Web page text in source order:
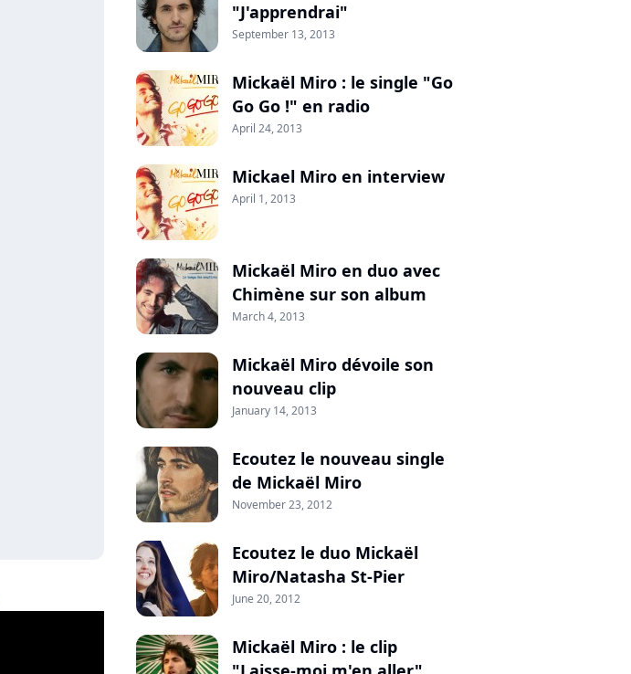
"J'apprendrai"
September 13, 2013
Mickaël Miro : le single "Go
Go Go !" en radio
April 24, 2013
Mickael Miro en interview
April 1, 2013
Mickaël Miro en duo avec
Chimène sur son album
March 4, 2013
Mickaël Miro dévoile son
nouveau clip
January 14, 2013
Ecoutez le nouveau single
de Mickaël Miro
November 23, 2012
Ecoutez le duo Mickaël
Miro/Natasha St-Pier
June 20, 2012
Mickaël Miro : le clip